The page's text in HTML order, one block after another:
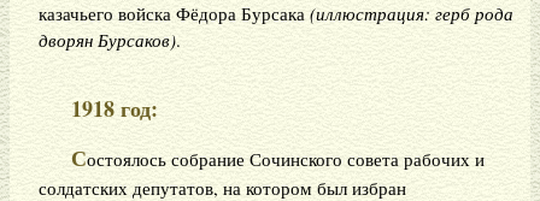
казачьего войска Фёдора Бурсака (иллюстрация: герб рода
дворян Бурсаков).
1918 год:
Состоялось собрание Сочинского совета рабочих и
солдатских депутатов, на котором был избран